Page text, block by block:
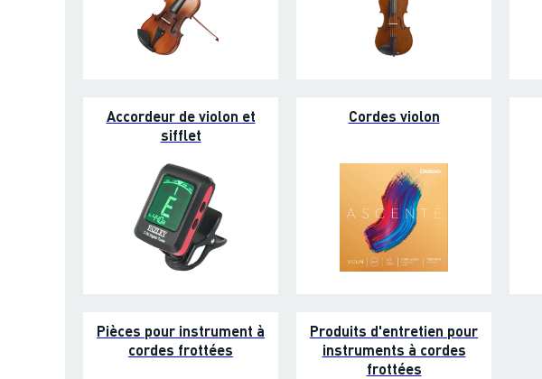
Accordeur de violon et
sifflet
Cordes violon
Pièces pour instrument à
cordes frottées
Produits d'entretien pour
instruments à cordes
frottées